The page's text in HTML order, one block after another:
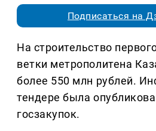
Подписаться на
На строительство
ветки метрополитена
более 550 млн рублей.
тендере была
госзакупок.